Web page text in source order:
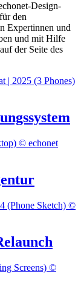
Design-
den
Expertinnen und
und mit Hilfe
der Seite des